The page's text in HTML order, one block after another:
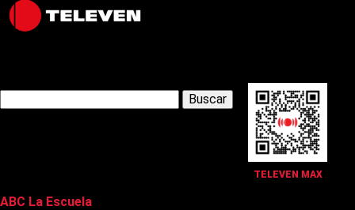
TELEVEN MAX
Latest Posts
ABC La Escuela